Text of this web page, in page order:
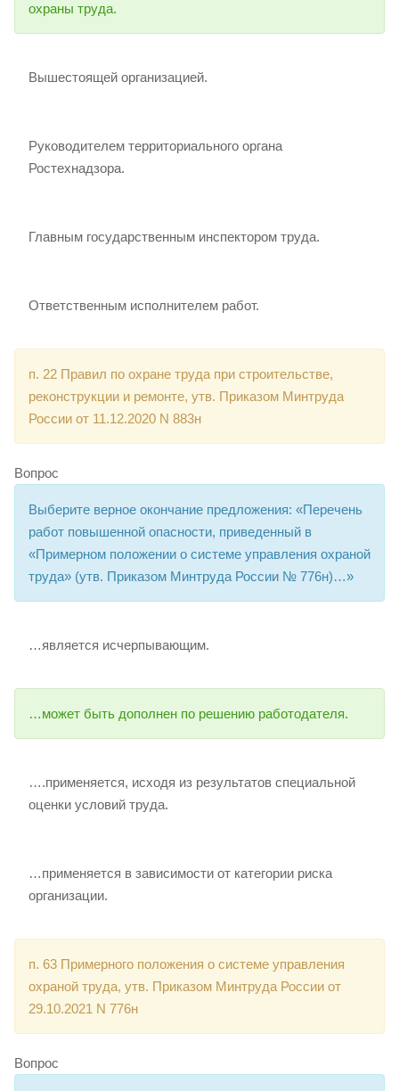
охраны труда.
Вышестоящей организацией.
Руководителем территориального органа
Ростехнадзора.
Главным государственным инспектором труда.
Ответственным исполнителем работ.
п. 22 Правил по охране труда при строительстве,
реконструкции и ремонте, утв. Приказом Минтруда
России от 11.12.2020 N 883н
Вопрос
Выберите верное окончание предложения: «Перечень
работ повышенной опасности, приведенный в
«Примерном положении о системе управления охраной
труда» (утв. Приказом Минтруда России № 776н)…»
…является исчерпывающим.
…может быть дополнен по решению работодателя.
….применяется, исходя из результатов специальной
оценки условий труда.
…применяется в зависимости от категории риска
организации.
п. 63 Примерного положения о системе управления
охраной труда, утв. Приказом Минтруда России от
29.10.2021 N 776н
Вопрос